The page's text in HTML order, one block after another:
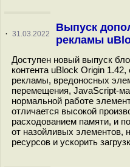
· 31.03.2022
Выпуск
рекламы
Доступен новый выпуск
контента uBlock Origin
рекламы, вредоносных
перемещения, JavaScript-
нормальной работе
отличается высокой
расходованием памяти, и
от назойливых элементов,
ресурсов и ускорить